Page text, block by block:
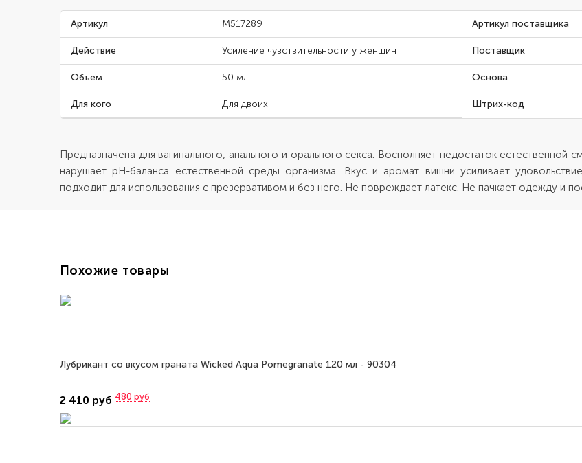
Артикул M517289 Артикул поставщика
Действие Усиление чувствительности у женщин Поставщик
Объем 50 мл Основа
Для кого Для двоих Штрих-код
Предназначена для вагинального, анального и орального секса. Восполняет недостаток
нарушает pH-баланса естественной среды организма. Вкус и аромат вишни усиливает
подходит для использования с презервативом и без него. Не повреждает латекс. Не пачкает одежду и
Похожие товары
Лубрикант со вкусом граната Wicked Aqua Pomegranate 120 мл - 90304
2 410 руб 480 руб